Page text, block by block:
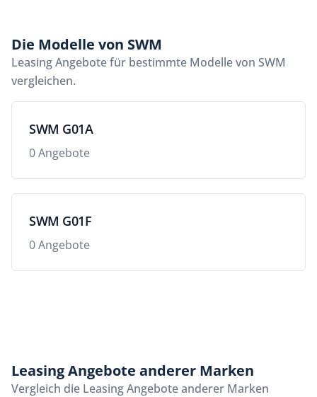
Die Modelle von SWM
Leasing Angebote für bestimmte Modelle von SWM
vergleichen.
SWM G01A
0 Angebote
SWM G01F
0 Angebote
Leasing Angebote anderer Marken
Vergleich die Leasing Angebote anderer Marken